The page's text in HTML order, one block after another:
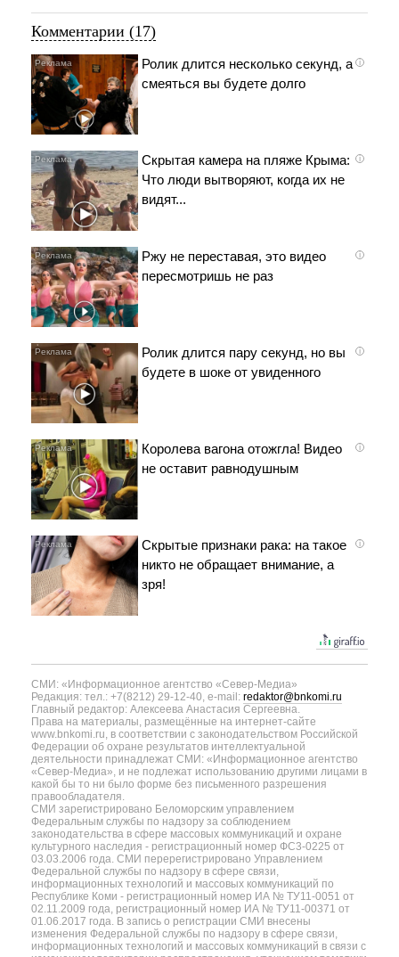
Комментарии (17)
i
Ролик длится несколько секунд, а
смеяться вы будете долго
i
Скрытая камера на пляже Крыма:
Что люди вытворяют, когда их не
видят...
i
Ржу не переставая, это видео
пересмотришь не раз
i
Ролик длится пару секунд, но вы
будете в шоке от увиденного
i
Королева вагона отожгла! Видео
не оставит равнодушным
i
Скрытые признаки рака: на такое
никто не обращает внимание, а
зря!
СМИ: «Информационное агентство «Север-Медиа»
Редакция: тел.: +7(8212) 29-12-40, e-mail: redaktor@bnkomi.ru
Главный редактор: Алексеева Анастасия Сергеевна.
Права на материалы, размещённые на интернет-сайте
www.bnkomi.ru, в соответствии с законодательством Российской
Федерации об охране результатов интеллектуальной
деятельности принадлежат СМИ: «Информационное агентство
«Север-Медиа», и не подлежат использованию другими лицами в
какой бы то ни было форме без письменного разрешения
правообладателя.
СМИ зарегистрировано Беломорским управлением
Федеральным службы по надзору за соблюдением
законодательства в сфере массовых коммуникаций и охране
культурного наследия - регистрационный номер ФС3-0225 от
03.03.2006 года. СМИ перерегистрировано Управлением
Федеральной службы по надзору в сфере связи,
информационных технологий и массовых коммуникаций по
Республике Коми - регистрационный номер ИА № ТУ11-0051 от
02.11.2009 года, регистрационный номер ИА № ТУ11-00371 от
01.06.2017 года. В запись о регистрации СМИ внесены
изменения Федеральной службы по надзору в сфере связи,
информационных технологий и массовых коммуникаций в связи с